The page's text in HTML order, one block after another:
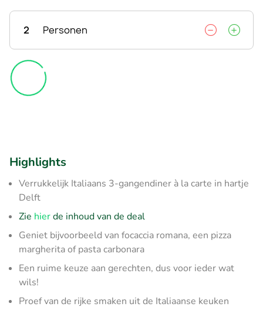
2 Personen
Highlights
Verrukkelijk Italiaans 3-gangendiner à la carte in hartje
Delft
Zie hierde inhoud van de deal
Geniet bijvoorbeeld van focaccia romana, een pizza
margherita of pasta carbonara
Een ruime keuze aan gerechten, dus voor ieder wat
wils!
Proef van de rijke smaken uit de Italiaanse keuken